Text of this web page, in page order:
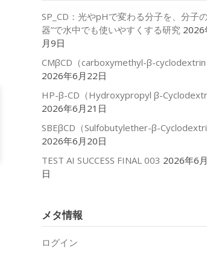
SP_CD：光やpHで変わる分子を、分子
器”で水中でも使いやすくする研究 2026
月9日
CMβCD（carboxymethyl-β-cyclodextrin
2026年6月22日
HP-β-CD（Hydroxypropyl β-
2026年6月21日
SBEβCD（Sulfobutylether-β-
2026年6月20日
TEST AI SUCCESS FINAL 003 2026年6
日
メタ情報
ログイン